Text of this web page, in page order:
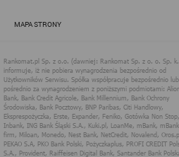
MAPA STRONY
dostosowanie usług, świadczonych
Więcej informacji na temat
serwisie dostępne jest w Polityce
Polityka Cookies
internetowych spółki
o.o. (dawniej:
k.)